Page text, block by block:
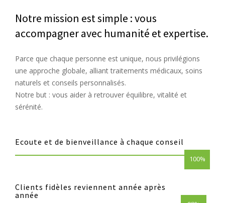
Notre mission est simple : vous
accompagner avec humanité et expertise.
Parce que chaque personne est unique, nous privilégions
une approche globale, alliant traitements médicaux, soins
naturels et conseils personnalisés.
Notre but : vous aider à retrouver équilibre, vitalité et
sérénité.
Ecoute et de bienveillance à chaque conseil
100%
Clients fidèles reviennent année après
année